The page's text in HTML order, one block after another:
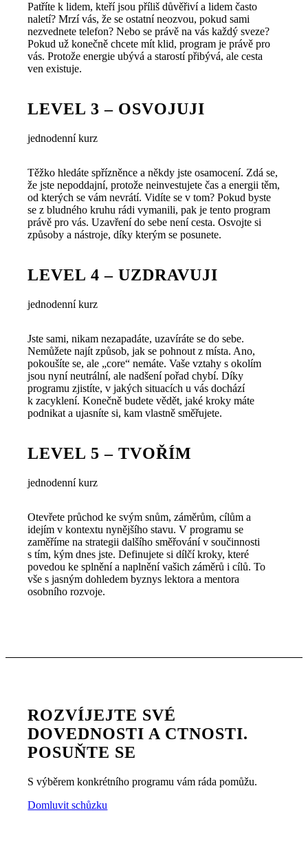
Patříte k lidem, kteří jsou příliš důvěřiví a lidem často
naletí? Mrzí vás, že se ostatní neozvou, pokud sami
nezvednete telefon? Nebo se právě na vás každý sveze?
Pokud už konečně chcete mít klid, program je právě pro
vás. Protože energie ubývá a starostí přibývá, ale cesta
ven existuje.
LEVEL 3 – OSVOJUJI
jednodenní kurz
Těžko hledáte spřízněnce a někdy jste osamocení. Zdá se,
že jste nepoddajní, protože neinvestujete čas a energii těm,
od kterých se vám nevrátí. Vidíte se v tom? Pokud byste
se z bludného kruhu rádi vymanili, pak je tento program
právě pro vás. Uzavření do sebe není cesta. Osvojte si
způsoby a nástroje, díky kterým se posunete.
LEVEL 4 – UZDRAVUJI
jednodenní kurz
Jste sami, nikam nezapadáte, uzavíráte se do sebe.
Nemůžete najít způsob, jak se pohnout z místa. Ano,
pokoušíte se, ale „core“ nemáte. Vaše vztahy s okolím
jsou nyní neutrální, ale nadšení pořad chybí. Díky
programu zjistíte, v jakých situacích u vás dochází
k zacyklení. Konečně budete vědět, jaké kroky máte
podnikat a ujasníte si, kam vlastně směřujete.
LEVEL 5 – TVOŘÍM
jednodenní kurz
Otevřete průchod ke svým snům, záměrům, cílům a
idejím v kontextu nynějšího stavu. V programu se
zaměříme na strategii dalšího směřování v součinnosti
s tím, kým dnes jste. Definujete si dílčí kroky, které
povedou ke splnění a naplnění vašich záměrů i cílů. To
vše s jasným dohledem byznys lektora a mentora
osobního rozvoje.
ROZVÍJEJTE SVÉ
DOVEDNOSTI A CTNOSTI.
POSUŇTE SE
S výběrem konkrétního programu vám ráda pomůžu.
Domluvit schůzku